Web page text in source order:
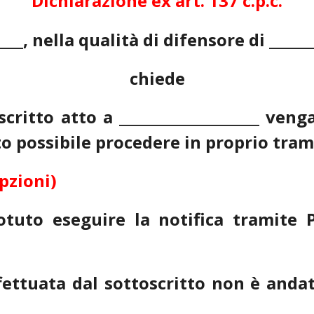
nella qualità di difensore di
chiede
atto a ____________________
possibile procedere in proprio
eseguire la notifica tramite
dal sottoscritto non è